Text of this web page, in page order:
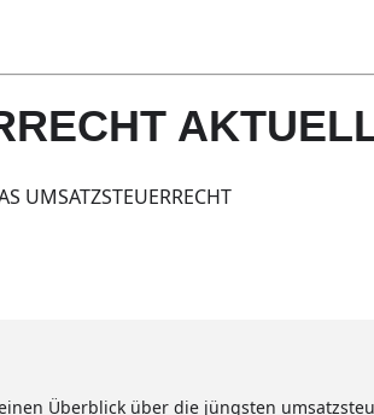
UMSATZSTEUERRECHT
Überblick über die jüngsten